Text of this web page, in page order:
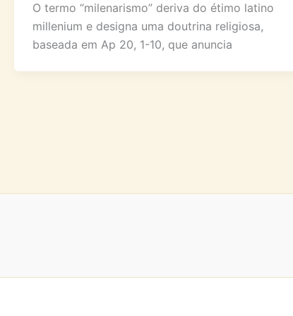
O termo “milenarismo” deriva do étimo latino
millenium e designa uma doutrina religiosa,
baseada em Ap 20, 1-10, que anuncia